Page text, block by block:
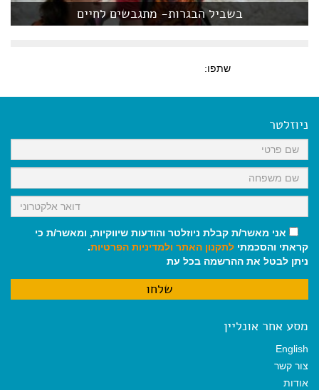
בשביל הבגרות- מתגבשים לחיים
שתפו:
ניוזלטר
אני מאשר/ת קבלת ניוזלטר והודעות שיווקיות, ומאשר/ת כי
קראתי והסכמתי לתקנון האתר ולמדיניות הפרטיות.
ניתן לבטל את ההרשמה בכל עת
מסע אחר אונליין
English
צור קשר
אודות